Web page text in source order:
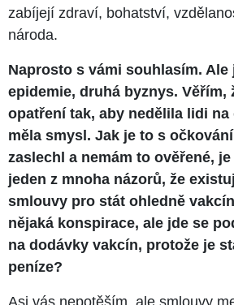
zabíjejí zdraví, bohatství,
národa.
Naprosto s vámi souhlasím. Ale
epidemie, druhá byznys. Věřím,
opatření tak, aby nedělila lidi na
měla smysl. Jak je to s
zaslechl a nemám to ověřené,
jeden z mnoha názorů, že
smlouvy pro stát ohledně
nějaká konspirace, ale jde se
na dodávky vakcín, protože je
peníze?
Asi vás nepotěším, ale smlouvy